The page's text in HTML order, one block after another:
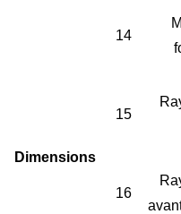
Dimensions
14
15
16